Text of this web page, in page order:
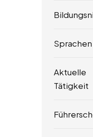
Sprachen
Aktuelle
Tätigkeit